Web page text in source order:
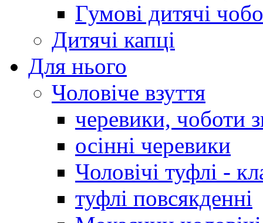
Гумові дитячі
Дитячі капці
Для нього
Чоловіче взуття
черевики, чоботи
осінні черевики
Чоловічі туфлі -
туфлі повсякденні